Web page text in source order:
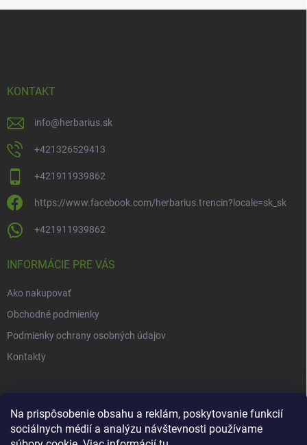
Na prispôsobenie obsahu a reklám, poskytovanie funkcií
sociálnych médií a analýzu návštevnosti používame
KONTAKT
info@herbarius.sk
+421326529413
+421911939862
https://www.facebook.com/herbarius.trencin?locale=sk_sk
+421911939862
INFORMÁCIE PRE VÁS
Ako nakupovať
Obchodné podmienky
Podmienky ochrany osobných údajov
Kontakty
Novinky v našom e-shope
2 min čítanie